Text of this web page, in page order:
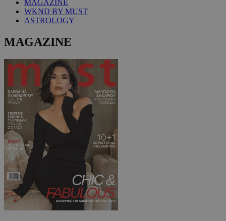
MAGAZINE
WKND BY MUST
ASTROLOGY
MAGAZINE